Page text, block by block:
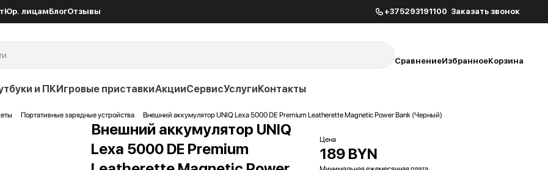
Юр. лицамБлогОтзывы +375293191100 Заказать звонок
СравнениеИзбранноеКорзина
и ПКИгровые приставкиАкцииСервисУслугиКонтакты
Портативные зарядные устройства Внешний аккумулятор UNIQ Lexa 5000 DE Premium Leatherette Magnetic Power Bank (Черный)
Внешний аккумулятор UNIQ
Lexa 5000 DE Premium
Цена
189 BYN